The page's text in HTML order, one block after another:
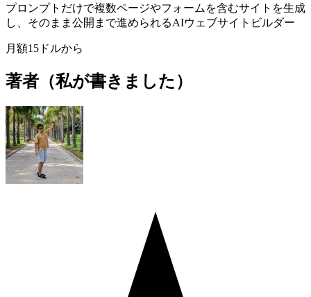
プロンプトだけで複数ページやフォームを含むサイトを生成
し、そのまま公開まで進められるAIウェブサイトビルダー
月額15ドルから
著者（私が書きました）